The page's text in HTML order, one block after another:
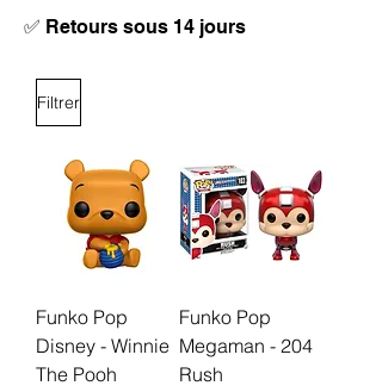
✅ Retours sous 14 jours
Filtrer
Funko Pop
Disney - Winnie
The Pooh
Funko Pop
Megaman - 204
Rush